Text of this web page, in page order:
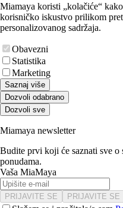
Miamaya koristi „kolačiće“
korisničko iskustvo prilikom
personalizovanog sadržaja.
Obavezni
Statistika
Marketing
Saznaj više
Dozvoli odabrano
Dozvoli sve
Miamaya newsletter
Budite prvi koji će saznati sve
ponudama.
Vaša MiaMaya
PRIJAVITE SE PRIJAVITE SE